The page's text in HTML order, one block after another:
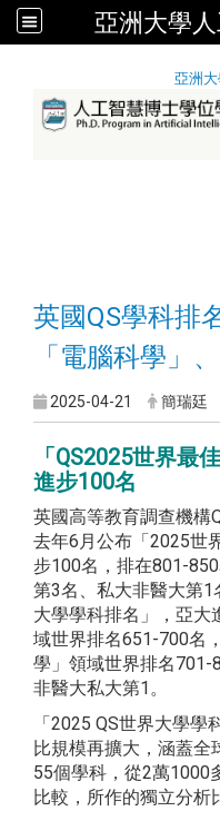
亞洲大學人
亞洲
英國QS學科排
「電腦科學」
2025-04-21 簡瑞廷
「QS2025世界最
進步100名
英國高等教育調查機構
去年6月公布「2025世
步100名，排在801-
第3名、私大非醫大第1
大學學科排名」，亞大
域世界排名651-700名
學」領域世界排名701-
非醫大私大第1。
「2025 QS世界大學
比規模再擴大，涵蓋全
55個學科，從2萬1000
比較，所作的獨立分析